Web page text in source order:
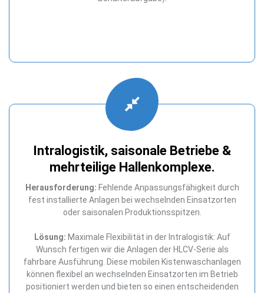
Intralogistik, saisonale Betriebe &
mehrteilige Hallenkomplexe.
Herausforderung: Fehlende Anpassungsfähigkeit durch
fest installierte Anlagen bei wechselnden Einsatzorten
oder saisonalen Produktionsspitzen.
Lösung: Maximale Flexibilität in der Intralogistik: Auf
Wunsch fertigen wir die Anlagen der HLCV-Serie als
fahrbare Ausführung. Diese mobilen Kistenwaschanlagen
können flexibel an wechselnden Einsatzorten im Betrieb
positioniert werden und bieten so einen entscheidenden